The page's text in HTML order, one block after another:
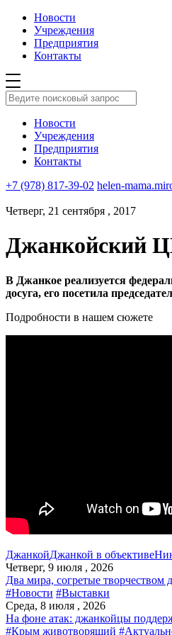
Новости
Учреждения
Предприятия
Контакты
Новости
Учреждения
Предприятия
Контакты
+7 (978) 817-39-02 helen-
Четверг, 21 сентября , 2017
Джанкойский
В Джанкое реализуется
досуга, его посетила
Подробности в нашем сюжете
ДжанкойДжанкой в объективе
Четверг, 9 июля , 2026
Два мира, согретые творчеством
#Новости #Выставки
Среда, 8 июля , 2026
На фоне атак: джанкойцы
#Крым животворящий